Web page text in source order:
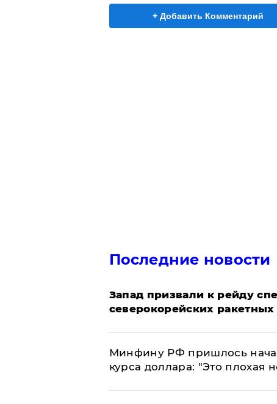
+ Добавить Комментарий
Последние новости
Запад призвали к рейду
северокорейских ракетных
Минфину РФ пришлось
курса доллара: "Это плохая